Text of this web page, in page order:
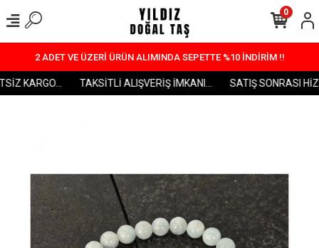
2 ADET VE ÜZERİ ÜRÜN ALIMINDA SEPETTE %10 İNDİRİM !!
KARGO... TAKSİTLİ ALIŞVERİŞ İMKANI... SATIŞ SONRASI
0